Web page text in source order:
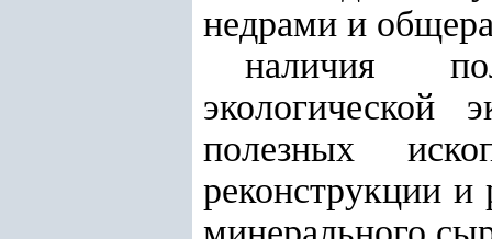
недрами и
наличия
экологической
полезных
реконструкции